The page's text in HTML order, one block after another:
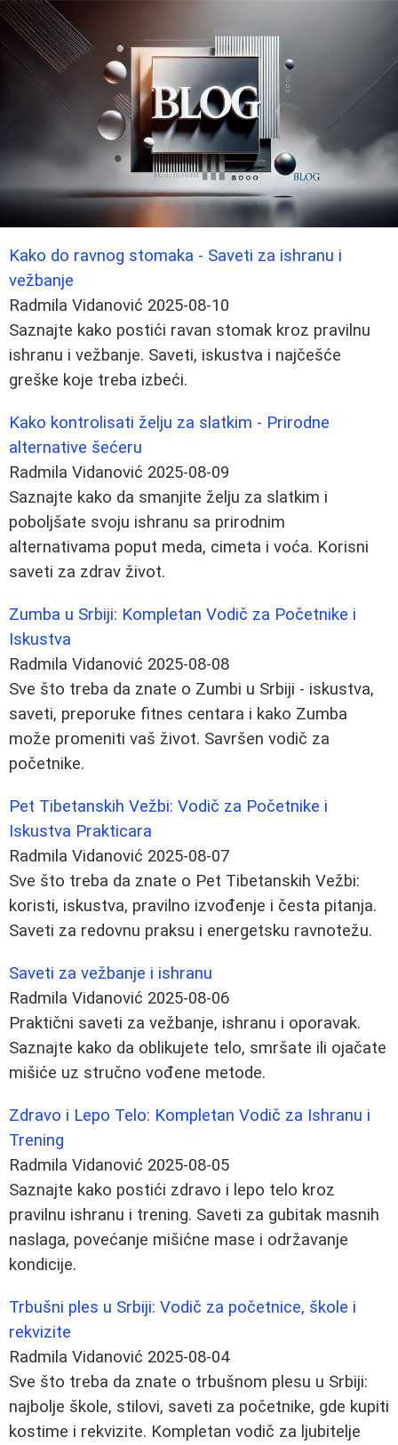
Kako do ravnog stomaka - Saveti za ishranu i
vežbanje
Radmila Vidanović 2025-08-10
Saznajte kako postići ravan stomak kroz pravilnu
ishranu i vežbanje. Saveti, iskustva i najčešće
greške koje treba izbeći.
Kako kontrolisati želju za slatkim - Prirodne
alternative šećeru
Radmila Vidanović 2025-08-09
Saznajte kako da smanjite želju za slatkim i
poboljšate svoju ishranu sa prirodnim
alternativama poput meda, cimeta i voća. Korisni
saveti za zdrav život.
Zumba u Srbiji: Kompletan Vodič za Početnike i
Iskustva
Radmila Vidanović 2025-08-08
Sve što treba da znate o Zumbi u Srbiji - iskustva,
saveti, preporuke fitnes centara i kako Zumba
može promeniti vaš život. Savršen vodič za
početnike.
Pet Tibetanskih Vežbi: Vodič za Početnike i
Iskustva Prakticara
Radmila Vidanović 2025-08-07
Sve što treba da znate o Pet Tibetanskih Vežbi:
koristi, iskustva, pravilno izvođenje i česta pitanja.
Saveti za redovnu praksu i energetsku ravnotežu.
Saveti za vežbanje i ishranu
Radmila Vidanović 2025-08-06
Praktični saveti za vežbanje, ishranu i oporavak.
Saznajte kako da oblikujete telo, smršate ili ojačate
mišiće uz stručno vođene metode.
Zdravo i Lepo Telo: Kompletan Vodič za Ishranu i
Trening
Radmila Vidanović 2025-08-05
Saznajte kako postići zdravo i lepo telo kroz
pravilnu ishranu i trening. Saveti za gubitak masnih
naslaga, povećanje mišićne mase i održavanje
kondicije.
Trbušni ples u Srbiji: Vodič za početnice, škole i
rekvizite
Radmila Vidanović 2025-08-04
Sve što treba da znate o trbušnom plesu u Srbiji:
najbolje škole, stilovi, saveti za početnike, gde kupiti
kostime i rekvizite. Kompletan vodič za ljubitelje